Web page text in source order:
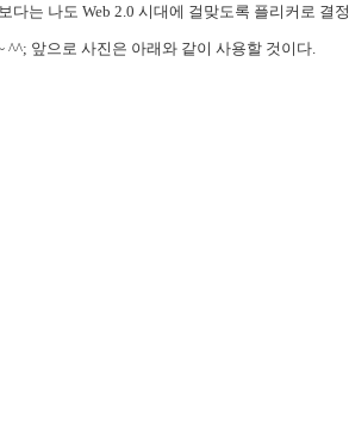
는 나도 Web 2.0 시대에 걸맞도록 플리커로 결정
앞으로 사진은 아래와 같이 사용할 것이다.